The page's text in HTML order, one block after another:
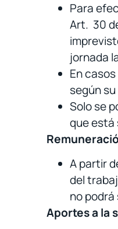
Para
Art. 30
jornada
En
según
Solo se
que está
A partir
del
no
Aportes a la